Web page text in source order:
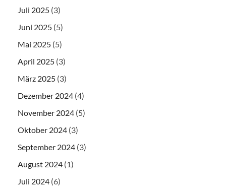
Juli 2025 (3)
Juni 2025 (5)
Mai 2025 (5)
April 2025 (3)
März 2025 (3)
Dezember 2024 (4)
November 2024 (5)
Oktober 2024 (3)
September 2024 (3)
August 2024 (1)
Juli 2024 (6)